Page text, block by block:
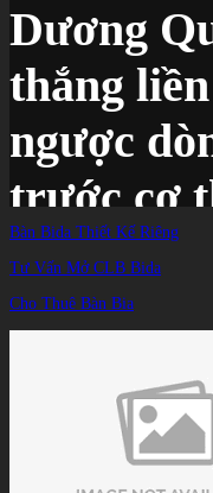
Dương
thắng
ngược
trước cơ
TIN TỨC /
Bàn Bida Thiết Kế Riêng
Tư Vấn Mở CLB Bida
Cho Thuê Bàn Bia